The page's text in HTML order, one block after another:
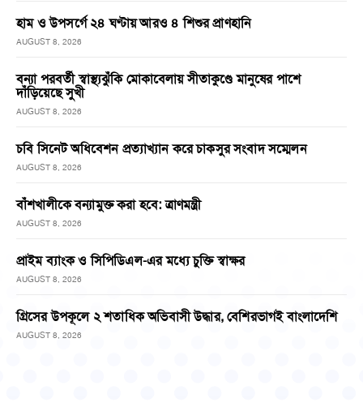
হাম ও উপসর্গে ২৪ ঘণ্টায় আরও ৪ শিশুর প্রাণহানি
AUGUST 8, 2026
বন্যা পরবর্তী স্বাস্থ্যঝুঁকি মোকাবেলায় সীতাকুণ্ডে মানুষের পাশে
দাঁড়িয়েছে সুখী
AUGUST 8, 2026
চবি সিনেট অধিবেশন প্রত্যাখ্যান করে চাকসুর সংবাদ সম্মেলন
AUGUST 8, 2026
বাঁশখালীকে বন্যামুক্ত করা হবে: ত্রাণমন্ত্রী
AUGUST 8, 2026
প্রাইম ব্যাংক ও সিপিডিএল-এর মধ্যে চুক্তি স্বাক্ষর
AUGUST 8, 2026
গ্রিসের উপকূলে ২ শতাধিক অভিবাসী উদ্ধার, বেশিরভাগই বাংলাদেশি
AUGUST 8, 2026